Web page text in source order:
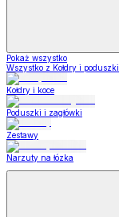
Pokaż wszystko
Wszystko z Kołdry i poduszki
Kołdry i koce
Poduszki i zagłówki
Zestawy
Narzuty na łózka